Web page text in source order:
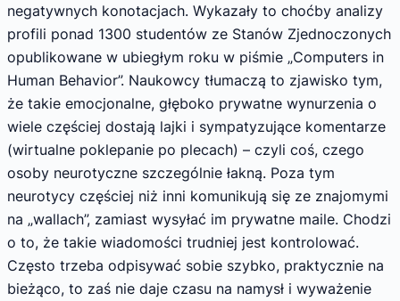
negatywnych konotacjach. Wykazały to choćby analizy
profili ponad 1300 studentów ze Stanów Zjednoczonych
opublikowane w ubiegłym roku w piśmie „Computers in
Human Behavior”. Naukowcy tłumaczą to zjawisko tym,
że takie emocjonalne, głęboko prywatne wynurzenia o
wiele częściej dostają lajki i sympatyzujące komentarze
(wirtualne poklepanie po plecach) – czyli coś, czego
osoby neurotyczne szczególnie łakną. Poza tym
neurotycy częściej niż inni komunikują się ze znajomymi
na „wallach”, zamiast wysyłać im prywatne maile. Chodzi
o to, że takie wiadomości trudniej jest kontrolować.
Często trzeba odpisywać sobie szybko, praktycznie na
bieżąco, to zaś nie daje czasu na namysł i wyważenie